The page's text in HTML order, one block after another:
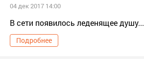
04 дек 2017 14:00
В сети появилось леденящее душу...
Подробнее